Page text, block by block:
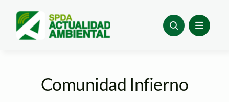
content
Comunidad Infierno